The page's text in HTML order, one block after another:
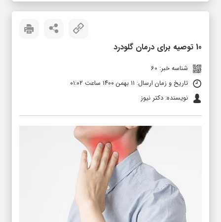
10 توصیه برای درمان گلودرد
شناسه خبر: 60
تاریخ و زمان ارسال: ۱۱ بهمن ۱۴۰۰ ساعت ۰۱:۰۲
نویسنده: دکتر نیوز